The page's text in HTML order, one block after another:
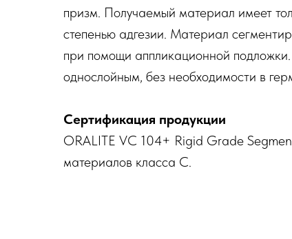
призм. Получаемый материал имеет
степенью адгезии. Материал
при помощи аппликационной
однослойным, без необходимости в
Сертификация продукции
ORALITE VC 104+ Rigid Grade
материалов класса С.